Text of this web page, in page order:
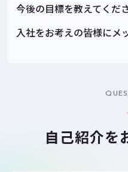
今後の目標を教えてくだ
入社をお考えの皆様にメ
自己紹介を